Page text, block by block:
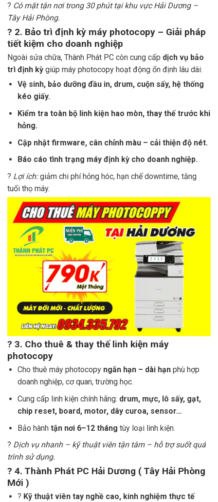
? Có mặt tận nơi trong 30 phút tại khu vực Hải Dương –
Tây Hải Phòng.
? 2. Bảo trì định kỳ máy photocopy – Giải pháp
tiết kiệm cho doanh nghiệp
Ngoài sửa chữa, Thành Phát PC còn cung cấp dịch vụ bảo
trì định kỳ giúp máy photocopy hoạt động ổn định lâu dài:
Vệ sinh, bảo dưỡng đầu in, drum, cuộn sấy, hệ thống
kéo giấy.
Kiểm tra toàn bộ linh kiện hao mòn, thay thế trước khi
hỏng.
Cập nhật firmware, cân chỉnh màu – cải thiện độ nét.
Báo cáo tình trạng máy định kỳ cho doanh nghiệp.
? Lợi ích:giảm chi phí hỏng hóc, hạn chế downtime, tăng
tuổi thọ máy.
? 3. Cho thuê & thay thế linh kiện máy
photocopy
Cho thuê máy photocopy ngắn hạn – dài hạnphù hợp
doanh nghiệp, cơ quan, trường học.
Cung cấp linh kiện chính hãng: drum, mực, lô sấy, gạt,
chip reset, board, motor, dây curoa, sensor…
Bảo hành tận nơi 6–12 tháng tùy loại linh kiện.
?️ Dịch vụ nhanh – kỹ thuật viên tận tâm – hỗ trợ suốt quá
trình sử dụng.
? 4. Thành Phát PC Hải Dương ( Tây Hải Phòng
Mới )
? Kỹ thuật viên tay nghề cao, kinh nghiệm thực tế